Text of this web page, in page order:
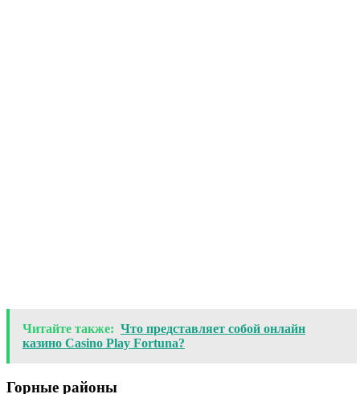
Читайте также: Что представляет собой онлайн
казино Casino Play Fortuna?
Горные районы